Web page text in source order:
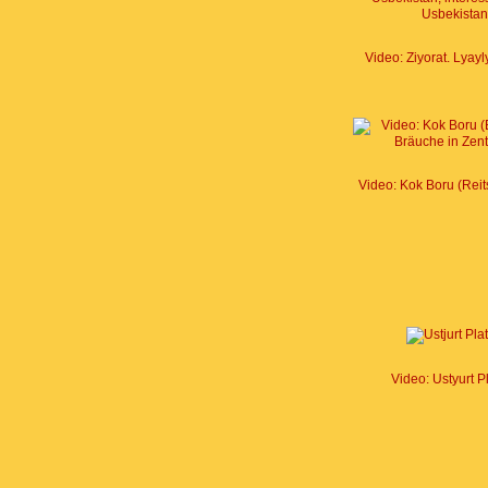
Video: Ziyorat.
Video: Kok Boru
Video: Ustyurt